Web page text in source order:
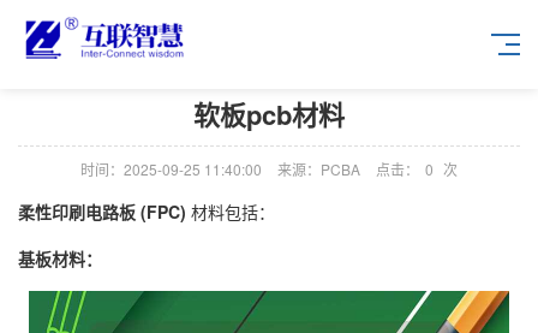
软板pcb材料
时间：2025-09-25 11:40:00 来源：PCBA 点击： 0 次
柔性印刷电路板 (FPC) 材料包括：
基板材料：